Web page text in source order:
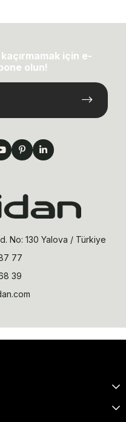
için e-
olun!
No: 130 Yalova / Türkiye
77
39